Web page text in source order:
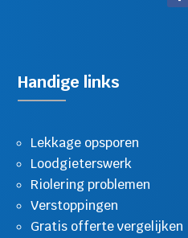
Handige links
Lekkage opsporen
Loodgieterswerk
Riolering problemen
Verstoppingen
Gratis offerte vergelijken